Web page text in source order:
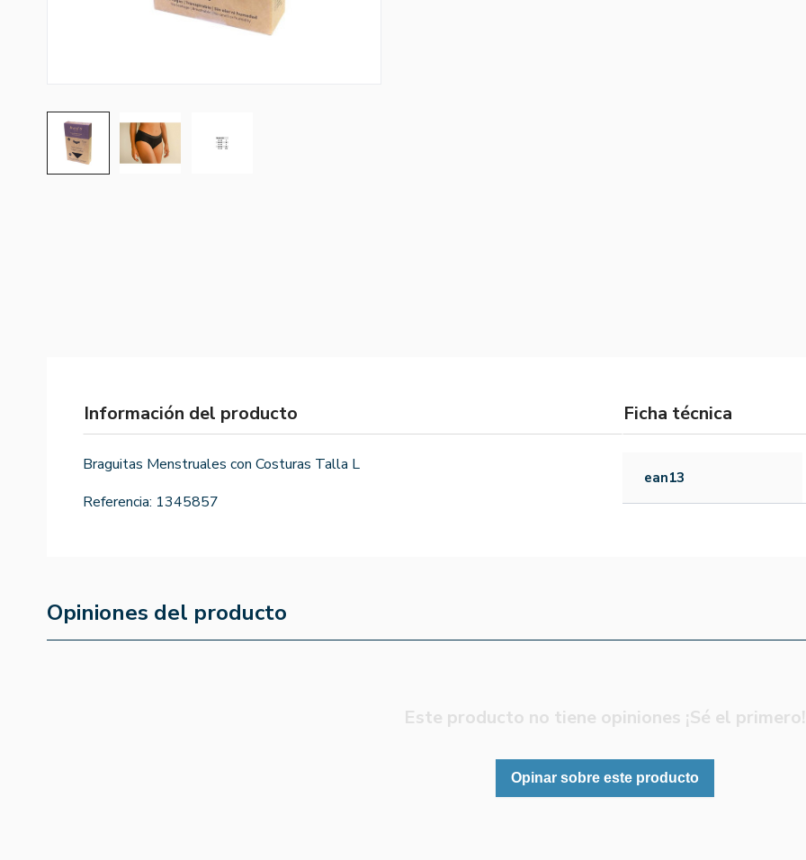
Información del producto
Braguitas Menstruales con Costuras Talla L
Referencia: 1345857
Ficha técnica
ean13
Opiniones del producto
Este producto no tiene opiniones ¡Sé el primero!
Opinar sobre este producto